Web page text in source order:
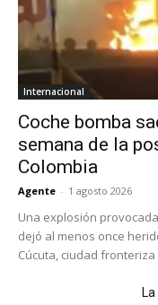
Internacional
Coche bomba
semana de la
Colombia
Agente - 1 agosto 2026
Una explosión
dejó al menos once
Cúcuta, ciudad fronteriza